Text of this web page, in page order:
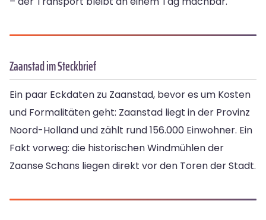
Zaanstad im Steckbrief
Ein paar Eckdaten zu Zaanstad, bevor es um Kosten
und Formalitäten geht: Zaanstad liegt in der Provinz
Noord-Holland und zählt rund 156.000 Einwohner. Ein
Fakt vorweg: die historischen Windmühlen der
Zaanse Schans liegen direkt vor den Toren der Stadt.